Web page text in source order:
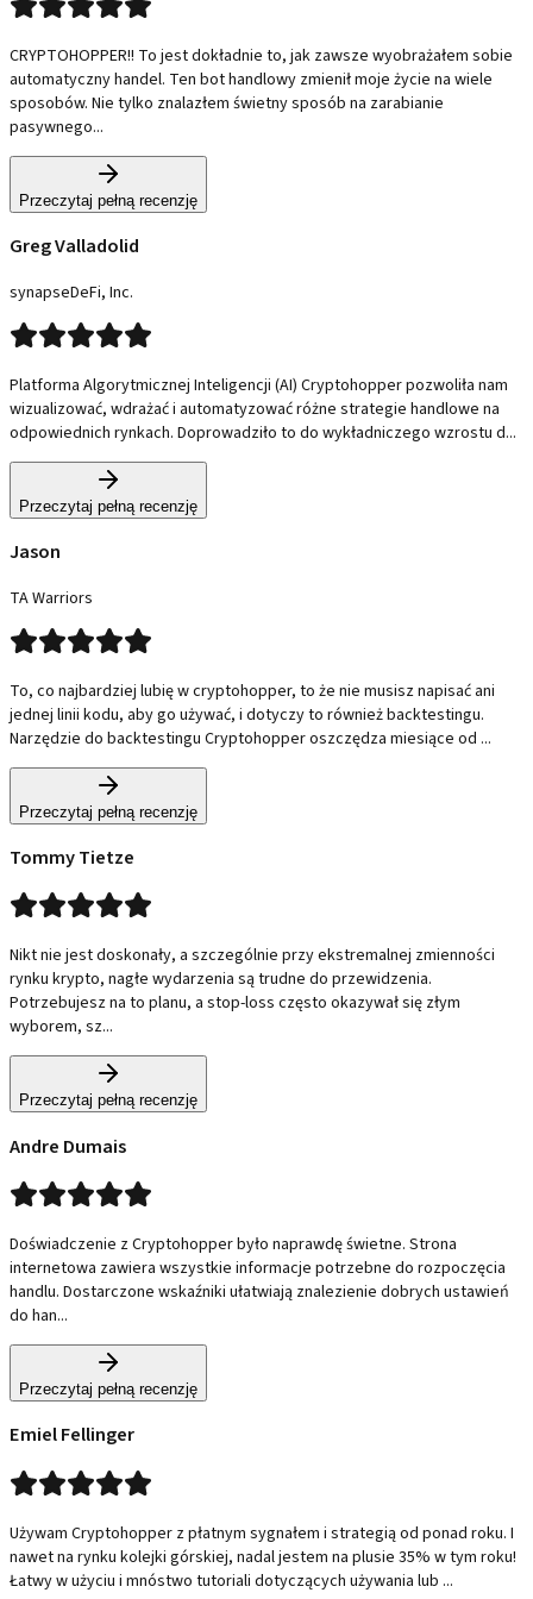
CRYPTOHOPPER!! To jest dokładnie to, jak zawsze wyobrażałem sobie
automatyczny handel. Ten bot handlowy zmienił moje życie na wiele
sposobów. Nie tylko znalazłem świetny sposób na zarabianie
pasywnego...
Przeczytaj pełną recenzję
Greg Valladolid
synapseDeFi, Inc.
Platforma Algorytmicznej Inteligencji (AI) Cryptohopper pozwoliła nam
wizualizować, wdrażać i automatyzować różne strategie handlowe na
odpowiednich rynkach. Doprowadziło to do wykładniczego wzrostu d...
Przeczytaj pełną recenzję
Jason
TA Warriors
To, co najbardziej lubię w cryptohopper, to że nie musisz napisać ani
jednej linii kodu, aby go używać, i dotyczy to również backtestingu.
Narzędzie do backtestingu Cryptohopper oszczędza miesiące od ...
Przeczytaj pełną recenzję
Tommy Tietze
Nikt nie jest doskonały, a szczególnie przy ekstremalnej zmienności
rynku krypto, nagłe wydarzenia są trudne do przewidzenia.
Potrzebujesz na to planu, a stop-loss często okazywał się złym
wyborem, sz...
Przeczytaj pełną recenzję
Andre Dumais
Doświadczenie z Cryptohopper było naprawdę świetne. Strona
internetowa zawiera wszystkie informacje potrzebne do rozpoczęcia
handlu. Dostarczone wskaźniki ułatwiają znalezienie dobrych ustawień
do han...
Przeczytaj pełną recenzję
Emiel Fellinger
Używam Cryptohopper z płatnym sygnałem i strategią od ponad roku. I
nawet na rynku kolejki górskiej, nadal jestem na plusie 35% w tym roku!
Łatwy w użyciu i mnóstwo tutoriali dotyczących używania lub ...